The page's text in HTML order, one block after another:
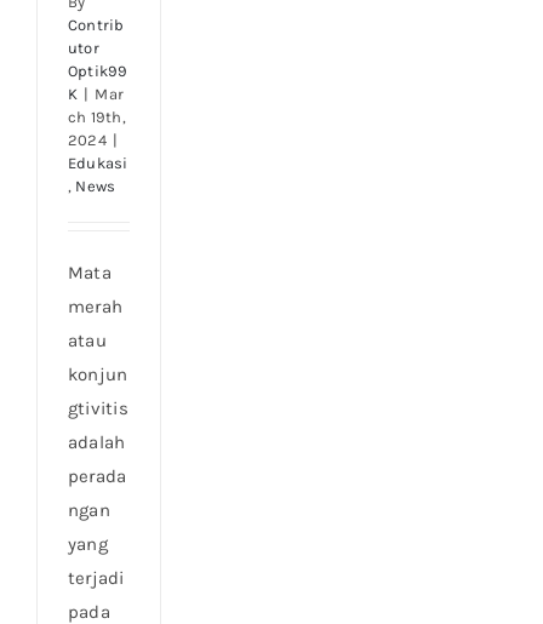
Contrib
utor
Optik99
K | Mar
ch 19th,
2024 |
Edukasi
, News
Mata
merah
atau
konjun
gtivitis
adalah
perada
ngan
yang
terjadi
pada